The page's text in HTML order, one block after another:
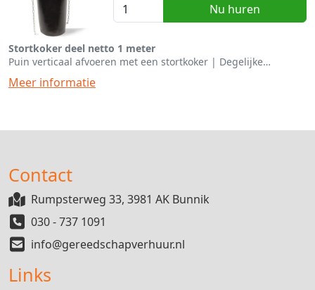
Nu huren
Stortkoker deel netto 1 meter
Puin verticaal afvoeren met een stortkoker | Degelijke
uitvoering
Meer informatie
Contact
Rumpsterweg 33, 3981 AK Bunnik
030 - 737 1091
info@gereedschapverhuur.nl
Links